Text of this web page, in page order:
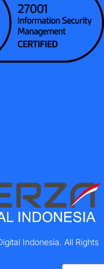
Indonesia. All Rights